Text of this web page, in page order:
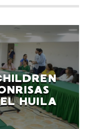
HUILA